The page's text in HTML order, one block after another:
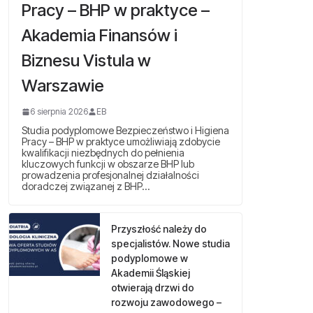
Pracy – BHP w praktyce –
Akademia Finansów i
Biznesu Vistula w
Warszawie
6 sierpnia 2026 EB
Studia podyplomowe Bezpieczeństwo i Higiena
Pracy – BHP w praktyce umożliwiają zdobycie
kwalifikacji niezbędnych do pełnienia
kluczowych funkcji w obszarze BHP lub
prowadzenia profesjonalnej działalności
doradczej związanej z BHP…
Przyszłość należy do
specjalistów. Nowe studia
podyplomowe w
Akademii Śląskiej
otwierają drzwi do
rozwoju zawodowego –